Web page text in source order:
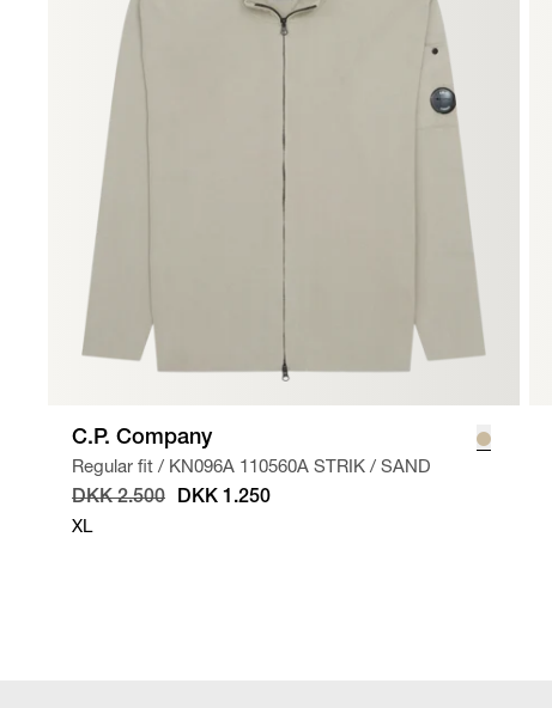
C.P. Company
Regular fit / KN096A 110560A STRIK / SAND
DKK 2.500 DKK 1.250
XL